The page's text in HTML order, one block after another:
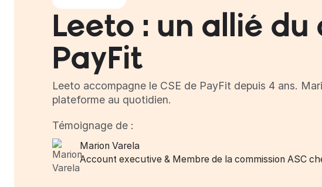
Leeto : un allié
PayFit
Leeto accompagne le CSE de PayFit depuis 4 ans.
plateforme au quotidien.
Témoignage de :
Marion Varela
Account executive & Membre de la commission ASC